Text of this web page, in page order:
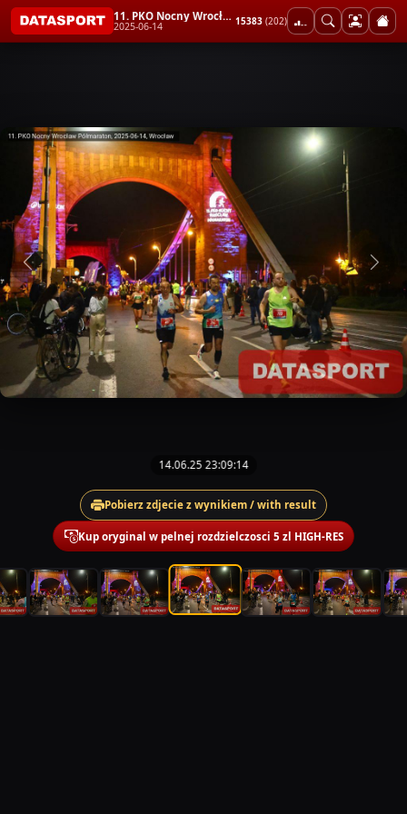
11. PKO Nocny Wrocław Półmaraton
2025-06-14 15383 (202)
14.06.25 23:09:14
Pobierz zdjecie z wynikiem / with result
Kup oryginal w pelnej rozdzielczosci 5 zl HIGH-RES